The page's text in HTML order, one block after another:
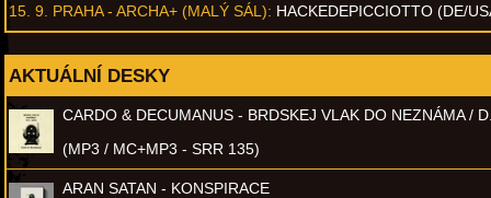
15. 9. PRAHA - ARCHA+ (MALÝ SÁL): HACKEDEPICCIOTTO (DE/
AKTUÁLNÍ DESKY
CARDO & DECUMANUS - BRDSKEJ VLAK DO NEZNÁMA /
(MP3 / MC+MP3 - SRR 135)
ARAN SATAN - KONSPIRACE